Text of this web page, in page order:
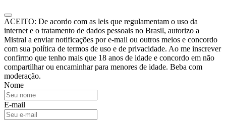
ACEITO: De acordo com as leis que regulamentam o uso da
internet e o tratamento de dados pessoais no Brasil, autorizo a
Mistral a enviar notificações por e-mail ou outros meios e concordo
com sua política de termos de uso e de privacidade. Ao me inscrever
confirmo que tenho mais que 18 anos de idade e concordo em não
compartilhar ou encaminhar para menores de idade. Beba com
moderação.
Nome
E-mail